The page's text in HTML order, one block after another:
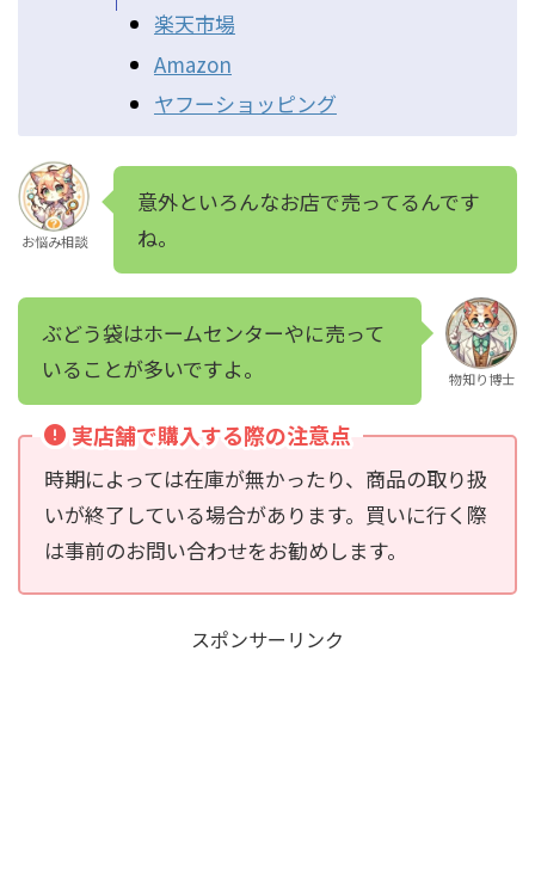
楽天市場
Amazon
ヤフーショッピング
お悩み相談
意外といろんなお店で売ってるんです
ね。
ぶどう袋はホームセンターやに売って
いることが多いですよ。
物知り博士
実店舗で購入する際の注意点
時期によっては在庫が無かったり、商品の取り扱
いが終了している場合があります。買いに行く際
は事前のお問い合わせをお勧めします。
スポンサーリンク